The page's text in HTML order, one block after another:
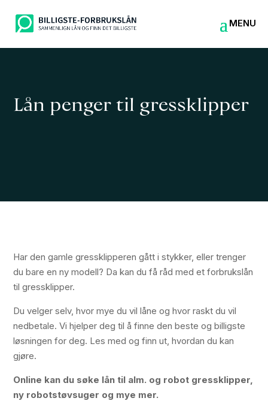
Lån penger til gressklipper
Har den gamle gressklipperen gått i stykker, eller trenger
du bare en ny modell? Da kan du få råd med et forbrukslån
til gressklipper.
Du velger selv, hvor mye du vil låne og hvor raskt du vil
nedbetale. Vi hjelper deg til å finne den beste og billigste
løsningen for deg. Les med og finn ut, hvordan du kan
gjøre.
Online kan du søke lån til alm. og robot gressklipper,
ny robotstøvsuger og mye mer.